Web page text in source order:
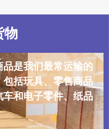
物
品是我们最常运输的
包括玩具、零售商品
车和电子零件、纸品